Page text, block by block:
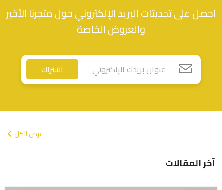
احصل على تحديثات البريد الإلكتروني حول متجرنا الأخير
والعروض الخاصة
اشتراك
عرض الكل
آخر المقالات